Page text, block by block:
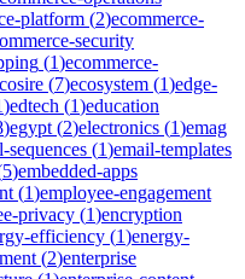
platform (2)ecommerce-
security
(1)ecommerce-
(7)ecosystem (1)edge-
)edtech (1)education
)egypt (2)electronics (1)emag
sequences (1)email-templates
5)embedded-apps
(1)employee-engagement
privacy (1)encryption
efficiency (1)energy-
(2)enterprise